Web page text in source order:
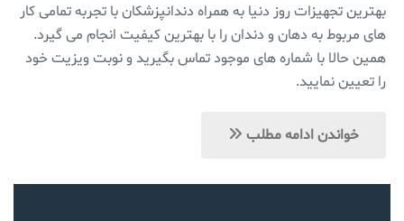
بهترین تجهیزات روز دنیا به همراه دندانپزشکان با تجربه تمامی کار
های مربوط به دهان و دندان را با بهترین کیفیت انجام می گیرد.
همین حالا با شماره های موجود تماس بگیرید و نوبت ویزیت خود
را تعیین نمایید.
خواندن ادامه مطلب